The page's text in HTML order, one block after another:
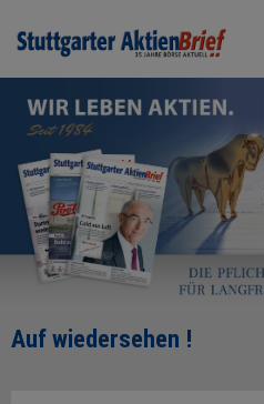
Auf wiedersehen !